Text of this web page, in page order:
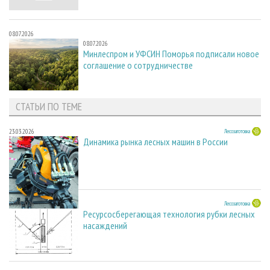
08.07.2026
08.07.2026
Минлеспром и УФСИН Поморья подписали новое
соглашение о сотрудничестве
СТАТЬИ ПО ТЕМЕ
23.03.2026 Лесозаготовка
Динамика рынка лесных машин в России
23.03.2026 Лесозаготовка
Ресурсосберегающая технология рубки лесных
насаждений